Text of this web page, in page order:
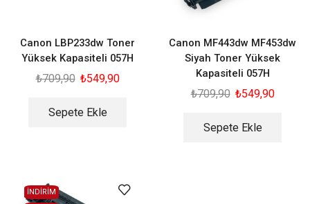
Canon LBP233dw Toner
Yüksek Kapasiteli 057H
₺709,90 ₺549,90
Sepete Ekle
Canon MF443dw MF453dw
Siyah Toner Yüksek
Kapasiteli 057H
₺709,90 ₺549,90
Sepete Ekle
İNDİRİM